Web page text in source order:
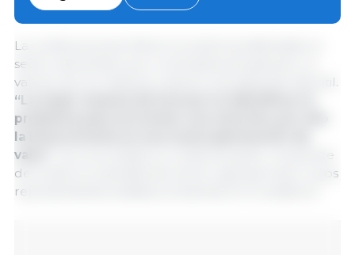
Cátedra.
La conferencia de Alfons Cornella ha defendido el
sector alimentario por su fortaleza de generar un
valorar de los residuos y darles una segunda vida útil.
“La mejor manera de innovar es identificar el
problema para encontrar una solución; por ello
la bioeconomía es una nueva generación de
valor”
, ha concretado el conferenciante, consciente
de la alta circularidad del sector agropecuario cuyos
representantes estaban presentes en el auditorio.